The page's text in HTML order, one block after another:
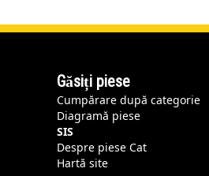
Găsiți piese
Cumpărare după categorie
Diagramă piese
SIS
Despre piese Cat
Hartă site